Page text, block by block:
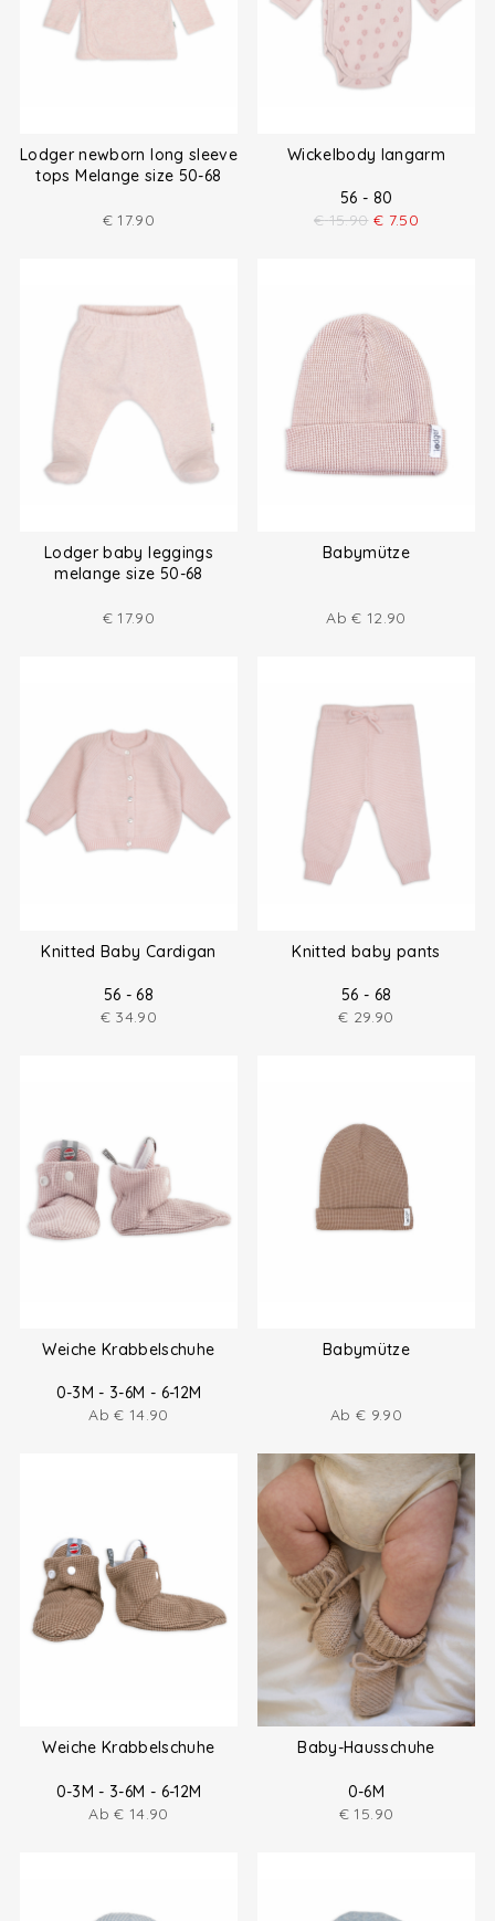
Lodger newborn long sleeve
tops Melange size 50-68
€ 17.90
Wickelbody langarm
56 - 80
€ 15.90 € 7.50
Lodger baby leggings
melange size 50-68
€ 17.90
Babymütze
Ab€ 12.90
Knitted Baby Cardigan
56 - 68
€ 34.90
Knitted baby pants
56 - 68
€ 29.90
Weiche Krabbelschuhe
0-3M - 3-6M - 6-12M
Ab€ 14.90
Babymütze
Ab € 9.90
Weiche Krabbelschuhe
0-3M - 3-6M - 6-12M
Ab€ 14.90
Baby-Hausschuhe
0-6M
€ 15.90